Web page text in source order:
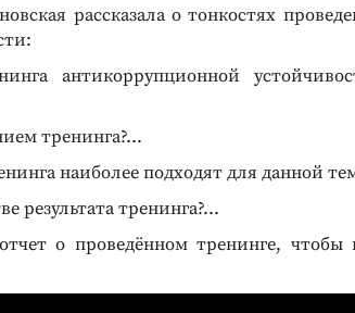
рассказала о тонкостях
антикоррупционной
тренинга?...
наиболее подходят для данной
результата тренинга?...
о проведённом тренинге, чтобы